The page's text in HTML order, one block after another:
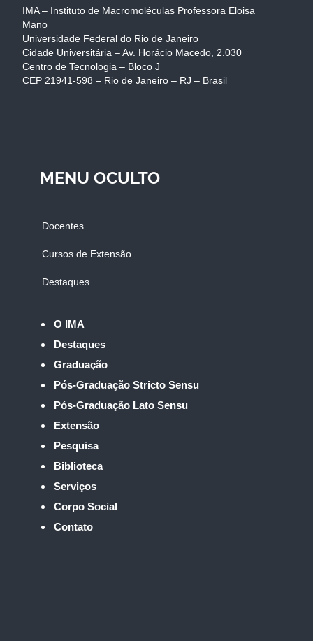
IMA – Instituto de Macromoléculas Professora Eloisa
Mano
Universidade Federal do Rio de Janeiro
Cidade Universitária – Av. Horácio Macedo, 2.030
Centro de Tecnologia – Bloco J
CEP 21941-598 – Rio de Janeiro – RJ – Brasil
MENU OCULTO
Docentes
Cursos de Extensão
Destaques
O IMA
Destaques
Graduação
Pós-Graduação Stricto Sensu
Pós-Graduação Lato Sensu
Extensão
Pesquisa
Biblioteca
Serviços
Corpo Social
Contato